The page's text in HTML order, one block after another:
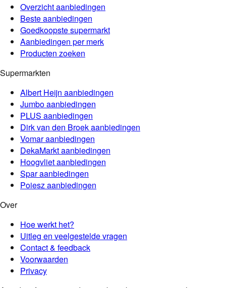
Overzicht aanbiedingen
Beste aanbiedingen
Goedkoopste supermarkt
Aanbiedingen per merk
Producten zoeken
Supermarkten
Albert Heijn aanbiedingen
Jumboaanbiedingen
PLUS aanbiedingen
Dirk van den Broekaanbiedingen
Vomaraanbiedingen
DekaMarktaanbiedingen
Hoogvlietaanbiedingen
Sparaanbiedingen
Poieszaanbiedingen
Over
Hoe werkt het?
Uitleg en veelgestelde vragen
Contact & feedback
Voorwaarden
Privacy